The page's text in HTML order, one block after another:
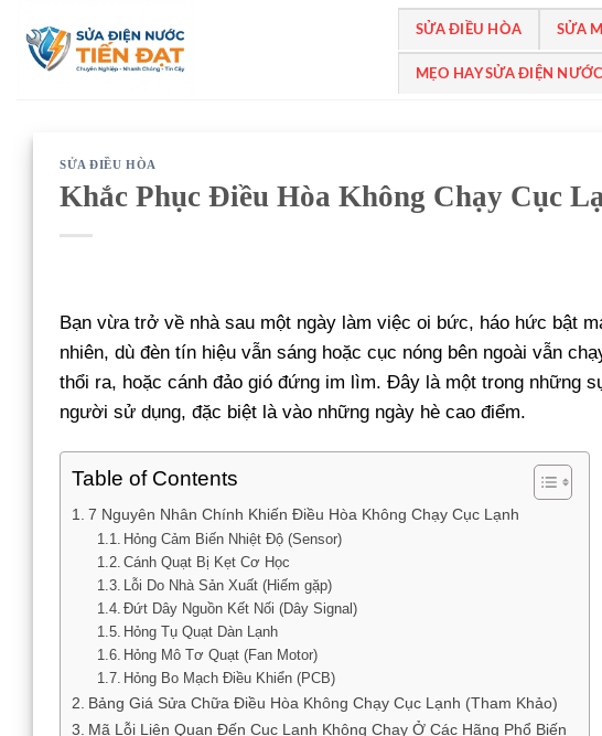
qua
SỬA ĐIỀU HÒA SỬA
MẸO HAY SỬA ĐIỆN NƯỚC
SỬA ĐIỀU HÒA
Khắc Phục Điều Hòa Không Chạy Cục
Bạn vừa trở về nhà sau một ngày làm việc oi bức, háo hức bật
nhiên, dù đèn tín hiệu vẫn sáng hoặc cục nóng bên ngoài vẫn
thổi ra, hoặc cánh đảo gió đứng im lìm. Đây là một trong những
người sử dụng, đặc biệt là vào những ngày hè cao điểm.
Table of Contents
7 Nguyên Nhân Chính Khiến Điều Hòa Không Chạy Cục Lạnh
Hỏng Cảm Biến Nhiệt Độ (Sensor)
Cánh Quạt Bị Kẹt Cơ Học
Lỗi Do Nhà Sản Xuất (Hiếm gặp)
Đứt Dây Nguồn Kết Nối (Dây Signal)
Hỏng Tụ Quạt Dàn Lạnh
Hỏng Mô Tơ Quạt (Fan Motor)
Hỏng Bo Mạch Điều Khiển (PCB)
Bảng Giá Sửa Chữa Điều Hòa Không Chạy Cục Lạnh (Tham Khảo)
Mã Lỗi Liên Quan Đến Cục Lạnh Không Chạy Ở Các Hãng Phổ Biến